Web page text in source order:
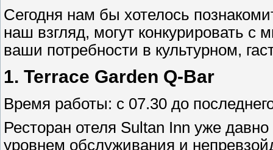
Сегодня нам бы хотелось
наш взгляд, могут конкурировать
ваши потребности в культурном,
1. Terrace Garden Q-Bar
Время работы: с 07.30 до
Ресторан отеля Sultan Inn уже
уровнем обслуживания и